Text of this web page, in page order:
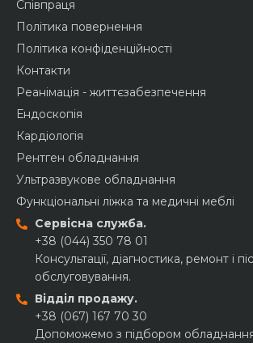
Співпраця
Політика повернення
Політика конфіденційності
Контакти
Реанімація - життєзабезпечення
Ендоскопія
Кардіологія
Рентген обладнання
Ультразвукове обладнання
Функціональні ліжка та медичні меблі
Сервісна служба.
+38 (044) 350 78 01
Консультації, діагностика, ремонт і
обслуговування.
Відділ продажу.
+38 (067) 167 70 30
Допоможемо з підбором обладнання